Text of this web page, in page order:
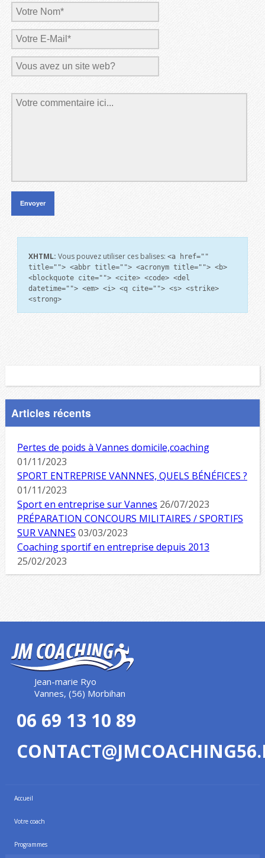
XHTML: Vous pouvez utiliser ces balises: <a href=""
title=""> <abbr title=""> <acronym title=""> <b>
<blockquote cite=""> <cite> <code> <del
datetime=""> <em> <i> <q cite=""> <s> <strike>
<strong>
Articles récents
Pertes de poids à Vannes domicile,coaching
01/11/2023
SPORT ENTREPRISE VANNNES, QUELS BÉNÉFICES ?
01/11/2023
Sport en entreprise sur Vannes 26/07/2023
PRÉPARATION CONCOURS MILITAIRES / SPORTIFS
SUR VANNES 03/03/2023
Coaching sportif en entreprise depuis 2013
25/02/2023
Jean-marie Ryo
Vannes, (56) Morbihan
06 69 13 10 89
Accueil
Votre coach
Programmes